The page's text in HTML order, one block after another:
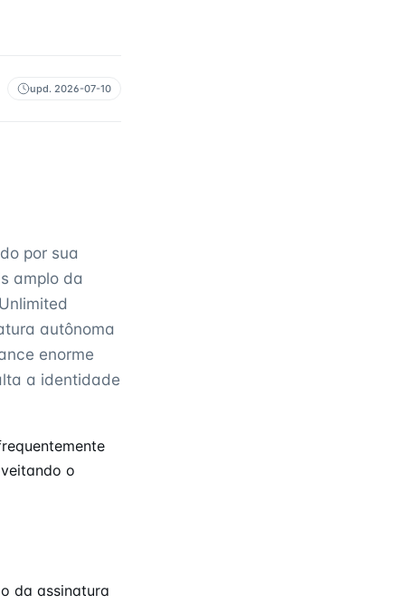
upd. 2026-07-10
por sua
amplo da
autônoma
enorme
a identidade
o
da assinatura